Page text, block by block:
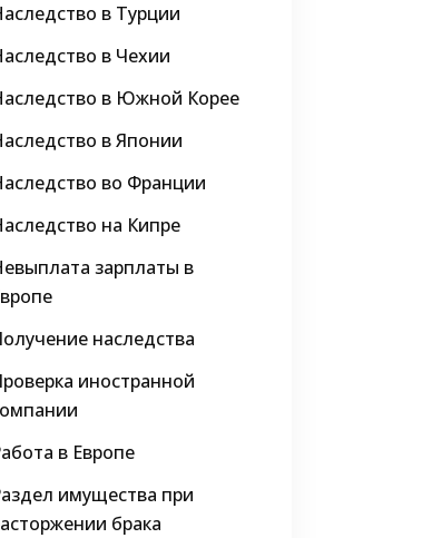
в Турции
в Чехии
в Южной Корее
в Японии
во Франции
на Кипре
зарплаты в
наследства
иностранной
в Европе
имущества при
брака